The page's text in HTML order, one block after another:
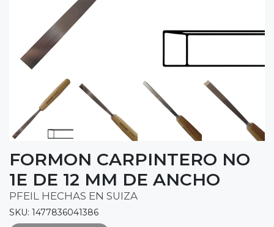
FORMON CARPINTERO NO
1E DE 12 MM DE ANCHO
PFEIL HECHAS EN SUIZA
SKU: 1477836041386